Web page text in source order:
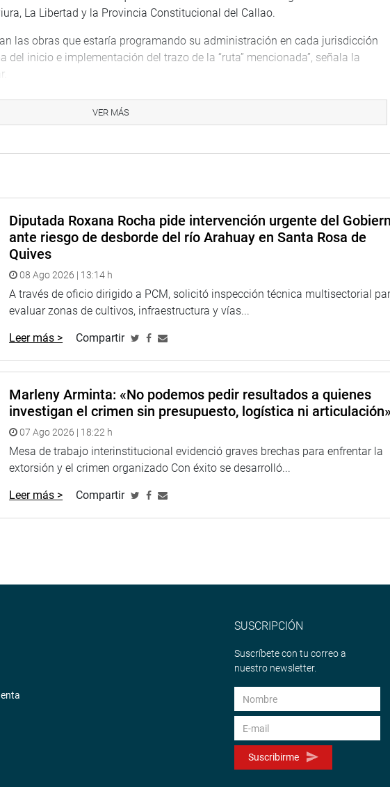
La Libertad y la Provincia Constitucional del Callao.
las obras que estaría programando su administración en cada jurisdicción
inicio e implementación del trazo de la “ruta” mencionada”, señala la
los compromisos asumidos por cada gobierno local para la
León XIV’ y un estimado respecto a cuánto ascendería el presupuesto
b) y e) del Reglamento del Congreso de la República”, concluyó.
YARROW LUMBRERAS
VER MÁS
Diputada Roxana Rocha pide intervención urgente del
ante riesgo de desborde del río Arahuay en Santa Rosa de
Quives
08 Ago 2026 | 13:14 h
A través de oficio dirigido a PCM, solicitó inspección técnica multisectorial
evaluar zonas de cultivos, infraestructura y vías...
Leer más > Compartir
Marleny Arminta: «No podemos pedir resultados a quienes
investigan el crimen sin presupuesto, logística ni articulación»
07 Ago 2026 | 18:22 h
Mesa de trabajo interinstitucional evidenció graves brechas para enfrentar la
extorsión y el crimen organizado Con éxito se desarrolló...
Leer más > Compartir
SUSCRIPCIÓN
Suscríbete con tu correo a
nuestro newsletter.
Suscribirme